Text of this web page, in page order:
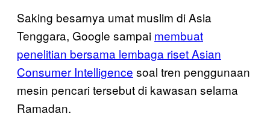
Saking besarnya umat muslim di Asia
Tenggara, Google sampai membuat
penelitian bersama lembaga riset Asian
Consumer Intelligence soal tren penggunaan
mesin pencari tersebut di kawasan selama
Ramadan.